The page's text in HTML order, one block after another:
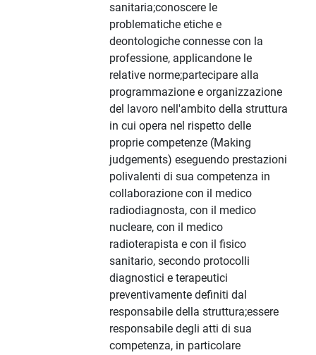
sanitaria;conoscere le
problematiche etiche e
deontologiche connesse con la
professione, applicandone le
relative norme;partecipare alla
programmazione e organizzazione
del lavoro nell'ambito della struttura
in cui opera nel rispetto delle
proprie competenze (Making
judgements) eseguendo prestazioni
polivalenti di sua competenza in
collaborazione con il medico
radiodiagnosta, con il medico
nucleare, con il medico
radioterapista e con il fisico
sanitario, secondo protocolli
diagnostici e terapeutici
preventivamente definiti dal
responsabile della struttura;essere
responsabile degli atti di sua
competenza, in particolare